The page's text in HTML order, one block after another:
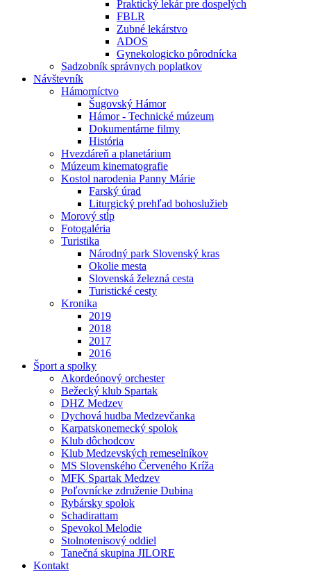
Praktický lekár pre dospelých
FBLR
Zubné lekárstvo
ADOS
Gynekologicko pôrodnícka
Sadzobník správnych poplatkov
Návštevník
Hámorníctvo
Šugovský Hámor
Hámor - Technické múzeum
Dokumentárne filmy
História
Hvezdáreň a planetárium
Múzeum kinematografie
Kostol narodenia Panny Márie
Farský úrad
Liturgický prehľad bohoslužieb
Morový stĺp
Fotogaléria
Turistika
Národný park Slovenský kras
Okolie mesta
Slovenská železná cesta
Turistické cesty
Kronika
2019
2018
2017
2016
Šport a spolky
Akordeónový orchester
Bežecký klub Spartak
DHZ Medzev
Dychová hudba Medzevčanka
Karpatskonemecký spolok
Klub dôchodcov
Klub Medzevských remeselníkov
MS Slovenského Červeného Kríža
MFK Spartak Medzev
Poľovnícke združenie Dubina
Rybársky spolok
Schadirattam
Spevokol Melodie
Stolnotenisový oddiel
Tanečná skupina JILORE
Kontakt